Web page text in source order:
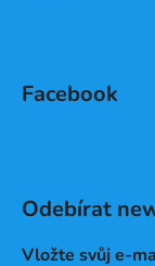
Facebook
Odebírat
Vložte svůj e-